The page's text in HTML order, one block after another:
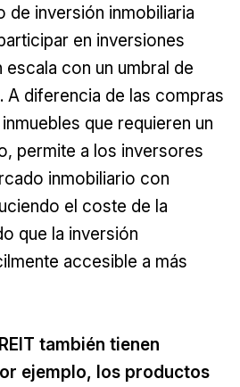
de inversión inmobiliaria
en inversiones
escala con un umbral de
A diferencia de las compras
que requieren un
permite a los inversores
inmobiliario con
el coste de la
que la inversión
accesible a más
también tienen
ejemplo, los productos